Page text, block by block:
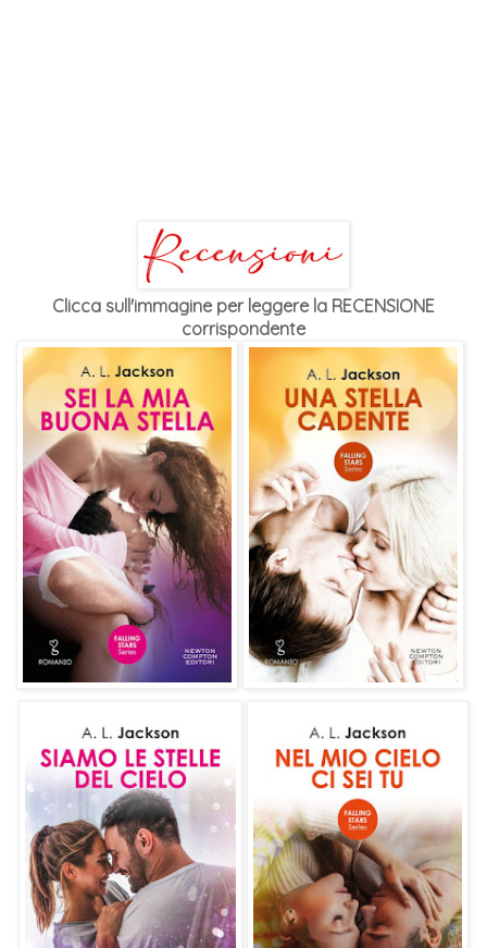
Clicca sull'immagine per leggere la RECENSIONE
corrispondente